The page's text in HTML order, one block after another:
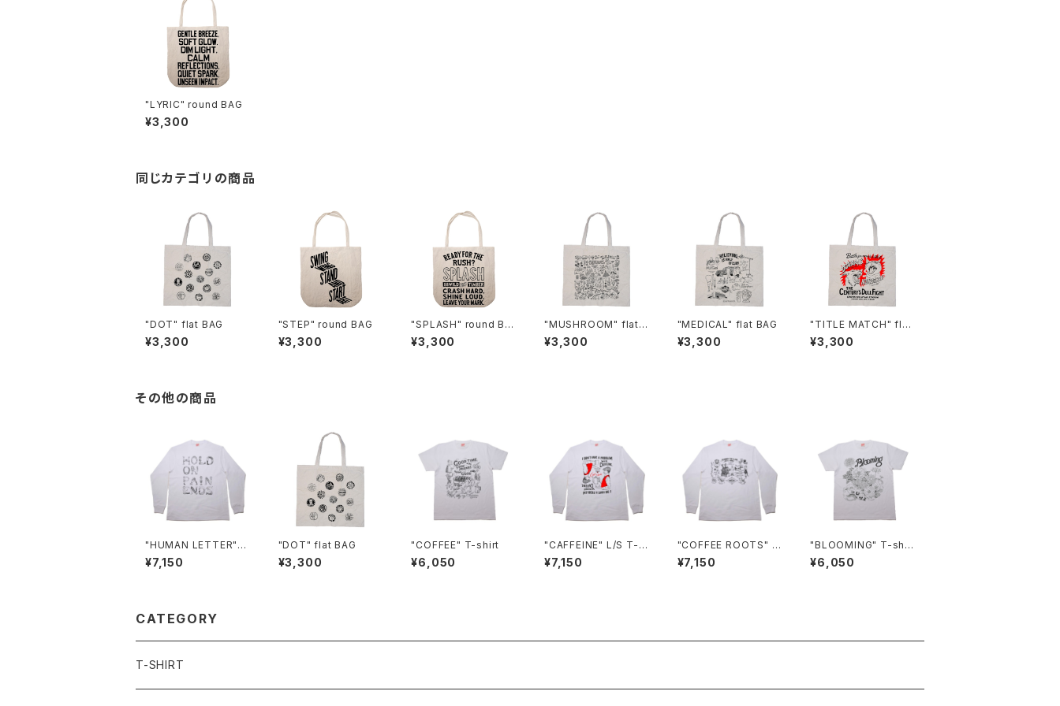
"LYRIC" round BAG
¥3,300
同じカテゴリの商品
"DOT" flat BAG
¥3,300
"STEP" round BAG
¥3,300
"SPLASH" round BA
G
¥3,300
"MUSHROOM" flat B
AG
¥3,300
"MEDICAL" flat BAG
¥3,300
"TITLE MATCH" flat
BAG
¥3,300
その他の商品
"HUMAN LETTER"
L/S T-shirt
¥7,150
"DOT" flat BAG
¥3,300
"COFFEE" T-shirt
¥6,050
"CAFFEINE" L/S T-s
hirt
¥7,150
"COFFEE ROOTS" L/
S T-shirt
¥7,150
"BLOOMING" T-shir
t
¥6,050
CATEGORY
T-SHIRT